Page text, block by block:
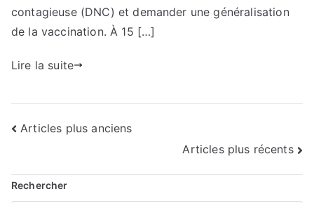
contagieuse (DNC) et demander une généralisation
de la vaccination. À 15 […]
Lire la suite
Navigation
articles
Articles plus anciens
Articles plus récents
Rechercher